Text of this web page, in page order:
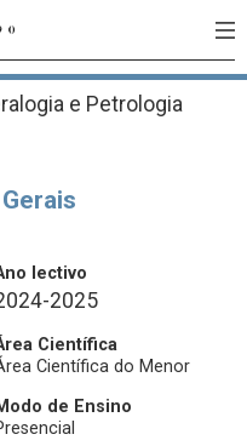
e Petrologia
lectivo
2025
Científica
Científica do Menor
de Ensino